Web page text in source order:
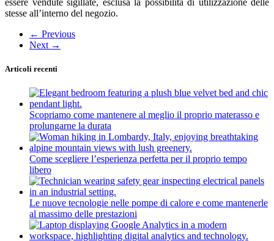
stesse all’interno del negozio.
← Previous
Next →
Articoli recenti
Scopriamo come mantenere al meglio il proprio materasso e
prolungarne la durata
Come scegliere l’esperienza perfetta per il proprio tempo
libero
Le nuove tecnologie nelle pompe di calore e come mantenerle
al massimo delle prestazioni